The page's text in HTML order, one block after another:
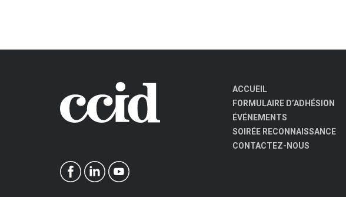
ACCUEIL
FORMULAIRE D’ADHÉSION
ÉVÉNEMENTS
SOIRÉE RECONNAISSANCE
CONTACTEZ-NOUS